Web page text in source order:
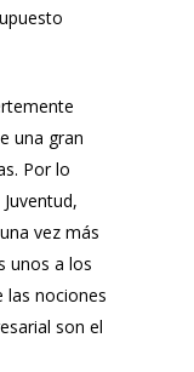
una gran
Por lo
vez más
unos a los
las nociones
son el